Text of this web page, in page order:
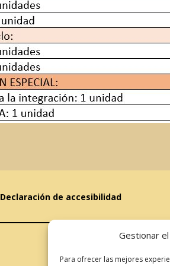
Gestionar
Para ofrecer las mejores
Declaración de accesibilidad